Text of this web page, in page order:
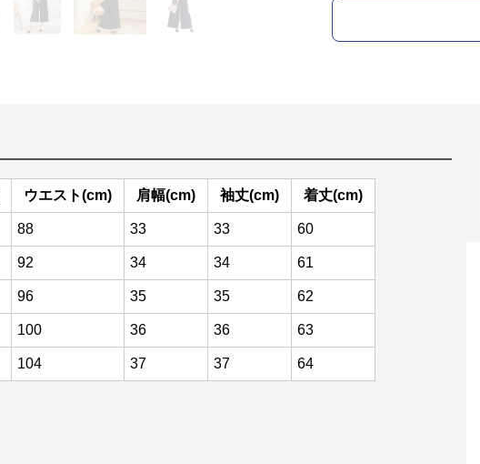
ウエスト(cm) 肩幅(cm) 袖丈(cm) 着丈(cm)
88 33 33 60
92 34 34 61
96 35 35 62
100 36 36 63
104 37 37 64